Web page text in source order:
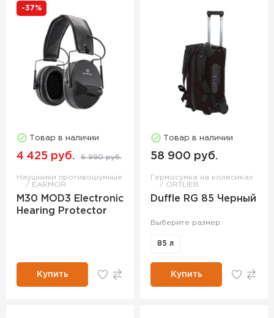
-37%
Товар в наличии
4 425 руб. 6 990 руб.
Наушники противошумные
EARMOR
M30 MOD3 Electronic
Hearing Protector
Купить
Товар в наличии
58 900 руб.
Гермосумка на колесиках
ORTLIEB
Duffle RG 85 Черный
Выберите размер:
85 л
Купить